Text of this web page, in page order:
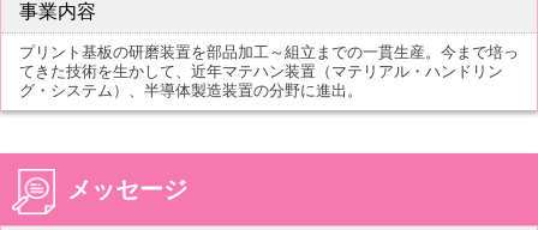
事業内容
プリント基板の研磨装置を部品加工～組立までの一貫生産。今まで培っ
てきた技術を生かして、近年マテハン装置（マテリアル・ハンドリン
グ・システム）、半導体製造装置の分野に進出。
メッセージ